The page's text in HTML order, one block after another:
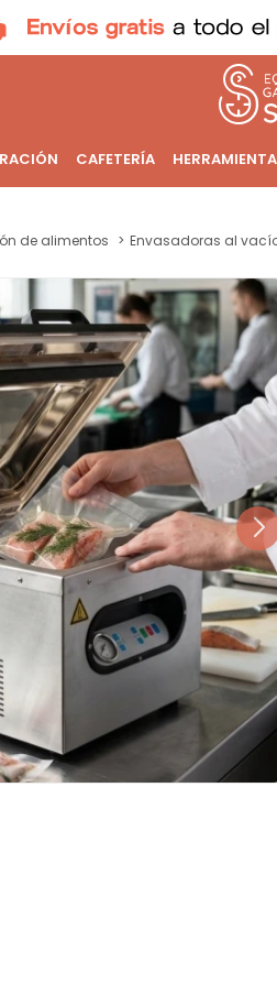
CAFETERÍA
de alimentos Envasadoras al